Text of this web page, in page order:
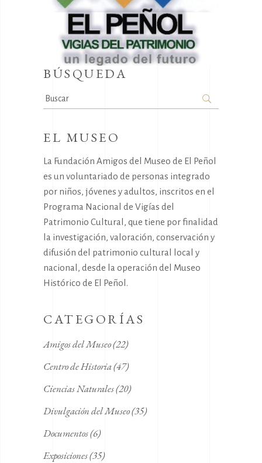
BÚSQUEDA
Search
for:
EL MUSEO
La Fundación Amigos del Museo de El Peñol
es un voluntariado de personas integrado
por niños, jóvenes y adultos, inscritos en el
Programa Nacional de Vigías del
Patrimonio Cultural, que tiene por finalidad
la investigación, valoración, conservación y
difusión del patrimonio cultural local y
nacional, desde la operación del Museo
Histórico de El Peñol.
CATEGORÍAS
Amigos del Museo(22)
Centro de Historia(47)
Ciencias Naturales(20)
Divulgación del Museo(35)
Documentos(6)
Exposiciones(35)